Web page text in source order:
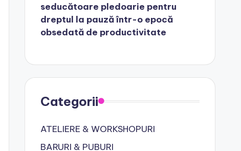
seducătoare pledoarie pentru
dreptul la pauză într-o epocă
obsedată de productivitate
Categorii
ATELIERE & WORKSHOPURI
BARURI & PUBURI